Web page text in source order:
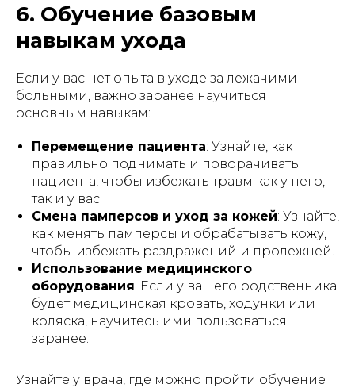
6. Обучение базовым
навыкам ухода
Если у вас нет опыта в уходе за лежачими
больными, важно заранее научиться
основным навыкам:
Перемещение пациента: Узнайте, как
правильно поднимать и поворачивать
пациента, чтобы избежать травм как у него,
так и у вас.
Смена памперсов и уход за кожей: Узнайте,
как менять памперсы и обрабатывать кожу,
чтобы избежать раздражений и пролежней.
Использование медицинского
оборудования: Если у вашего родственника
будет медицинская кровать, ходунки или
коляска, научитесь ими пользоваться
заранее.
Узнайте у врача, где можно пройти обучение